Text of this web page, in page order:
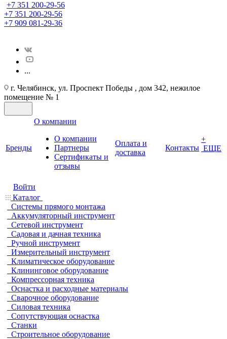
+7 351 200-29-56
+7 351 200-29-56
+7 909 081-29-36
...
г. Челябинск, ул. Проспект Победы , дом 342, нежилое
помещение № 1
Бренды
О компании
О компании
Партнеры
Cертификаты и
отзывы
Оплата и
доставка
Контакты
+
ЕЩЕ
Войти
Каталог
Системы прямого монтажа
Аккумуляторный инструмент
Сетевой инструмент
Садовая и дачная техника
Ручной инструмент
Измерительный инструмент
Климатическое оборудование
Клининговое оборудование
Компрессорная техника
Оснастка и расходные материалы
Сварочное оборудование
Силовая техника
Сопутствующая оснастка
Станки
Строительное оборудование